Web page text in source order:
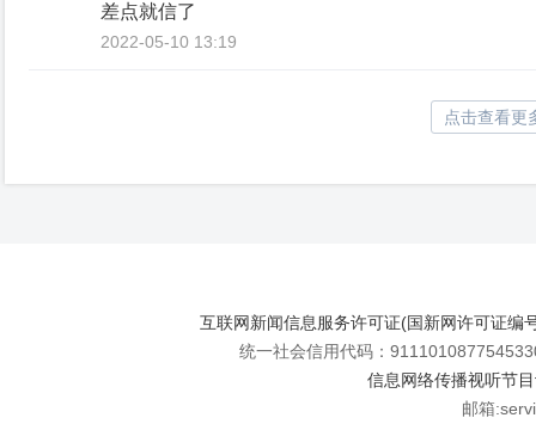
差点就信了
2022-05-10 13:19
点击查看更
互联网新闻信息服务许可证(国新网许可证编
统一社会信用代码：
信息网络传播视听节
邮箱